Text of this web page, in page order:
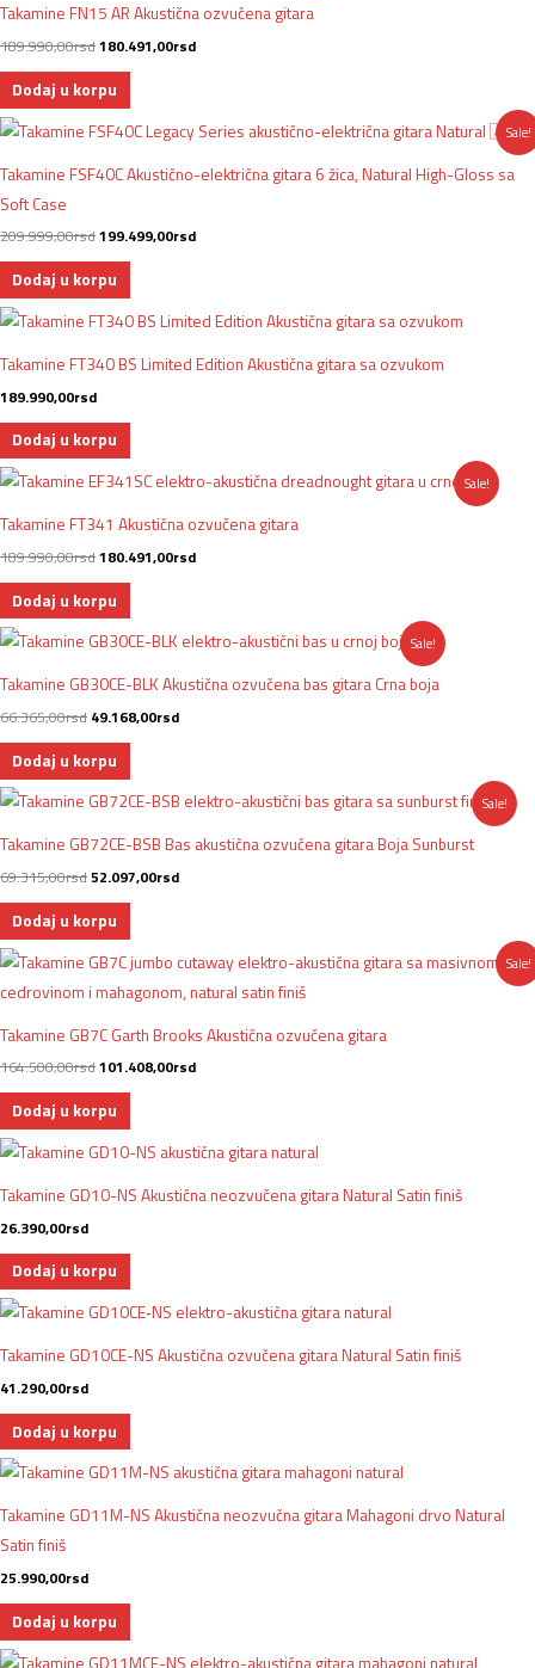
Takamine FN15 AR Akustična ozvučena gitara
189.990,00rsd
bila:
189.990,00rsd.
180.491,00rsd
180.491,00rsd.
Dodaj u korpu
Sale!
Takamine FSF40C Akustično-električna gitara 6 žica, Natural High-Gloss sa
Soft Case
209.999,00rsd
Originalna
cena
bila:
199.499,00rsd
Trenutna
cena
199.499,00rsd.
Dodaj u korpu
Takamine FT340 BS Limited Edition Akustična gitara sa ozvukom
189.990,00rsd
Dodaj u korpu
Sale!
Takamine FT341 Akustična ozvučena gitara
189.990,00rsd
Originalna
cena
bila:
189.990,00rsd.
180.491,00rsd
Trenutna
cena
180.491,00rsd.
Dodaj u korpu
Sale!
Takamine GB30CE-BLK Akustična ozvučena bas gitara Crna boja
66.365,00rsd
Originalna
cena
je
bila:
66.365,00rsd.
49.168,00rsd
Trenutna
cena
49.168,00rsd.
Dodaj u korpu
Sale!
Takamine GB72CE-BSB Bas akustična ozvučena gitara Boja Sunburst
69.315,00rsd
Originalna
cena
je
bila:
69.315,00rsd.
52.097,00rsd
Trenutna
cena
52.097,00rsd.
Dodaj u korpu
Sale!
Takamine GB7C Garth Brooks Akustična ozvučena gitara
164.500,00rsd
Originalna
cena
je
164.500,00rsd.
101.408,00rsd
Trenutna
cena
je:
Dodaj u korpu
Takamine GD10-NS Akustična neozvučena gitara Natural Satin finiš
26.390,00rsd
Dodaj u korpu
Takamine GD10CE-NS Akustična ozvučena gitara Natural Satin finiš
41.290,00rsd
Dodaj u korpu
Takamine GD11M-NS Akustična neozvučna gitara Mahagoni drvo Natural
Satin finiš
25.990,00rsd
Dodaj u korpu